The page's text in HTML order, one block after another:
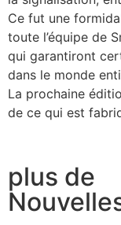
Ce fut une
toute l’équipe de
qui garantiront
dans le monde
La prochaine
de ce qui est
plus de